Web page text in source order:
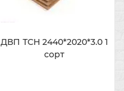
ДВП ТСН 2440*2020*3.0 1
сорт